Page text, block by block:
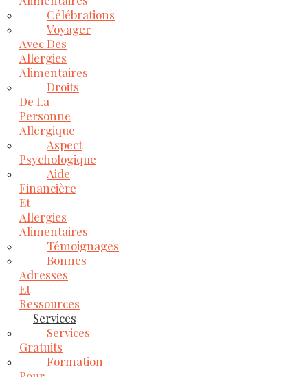
Célébrations
Voyager
Avec Des
Allergies
Alimentaires
Droits
De La
Personne
Allergique
Aspect
Psychologique
Aide
Financière
Et
Allergies
Alimentaires
Témoignages
Bonnes
Adresses
Et
Ressources
Services
Services
Gratuits
Formation